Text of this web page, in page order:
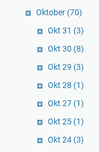
Oktober (70)
Okt 31 (3)
Okt 30 (8)
Okt 29 (3)
Okt 28 (1)
Okt 27 (1)
Okt 25 (1)
Okt 24 (3)